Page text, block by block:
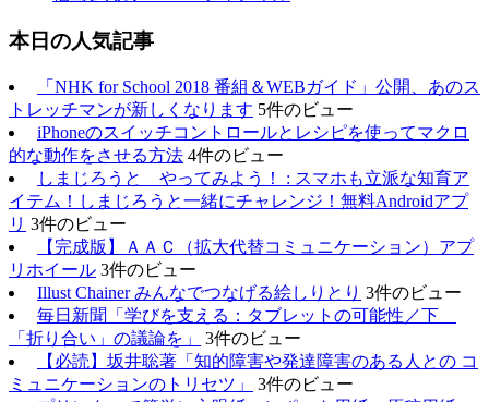
本日の人気記事
「NHK for School 2018 番組＆WEBガイド」公開、あのス
トレッチマンが新しくなります 5件のビュー
iPhoneのスイッチコントロールとレシピを使ってマクロ
的な動作をさせる方法 4件のビュー
しまじろうと やってみよう！ : スマホも立派な知育ア
イテム！しまじろうと一緒にチャレンジ！無料Androidアプ
リ 3件のビュー
【完成版】ＡＡＣ（拡大代替コミュニケーション）アプ
リホイール 3件のビュー
Illust Chainer みんなでつなげる絵しりとり 3件のビュー
毎日新聞「学びを支える：タブレットの可能性／下
「折り合い」の議論を」
3件のビュー
【必読】坂井聡著「知的障害や発達障害のある人との コ
ミュニケーションのトリセツ」
3件のビュー